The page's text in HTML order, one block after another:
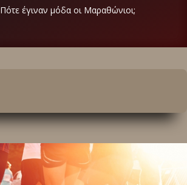
Πότε έγιναν μόδα οι Μαραθώνιοι;